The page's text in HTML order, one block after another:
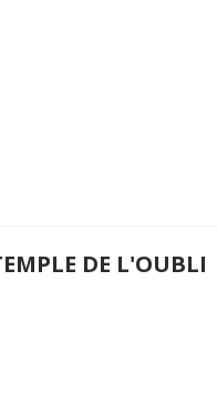
DE L'OUBLI